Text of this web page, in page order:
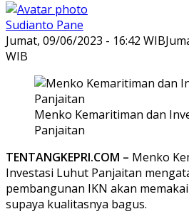
Sudianto Pane
Jumat, 09/06/2023 - 16:42 WIB
WIB
Menko Kemaritiman dan
Panjaitan
TENTANGKEPRI.COM – Menko
Investasi Luhut Panjaitan
pembangunan IKN akan
supaya kualitasnya bagus.